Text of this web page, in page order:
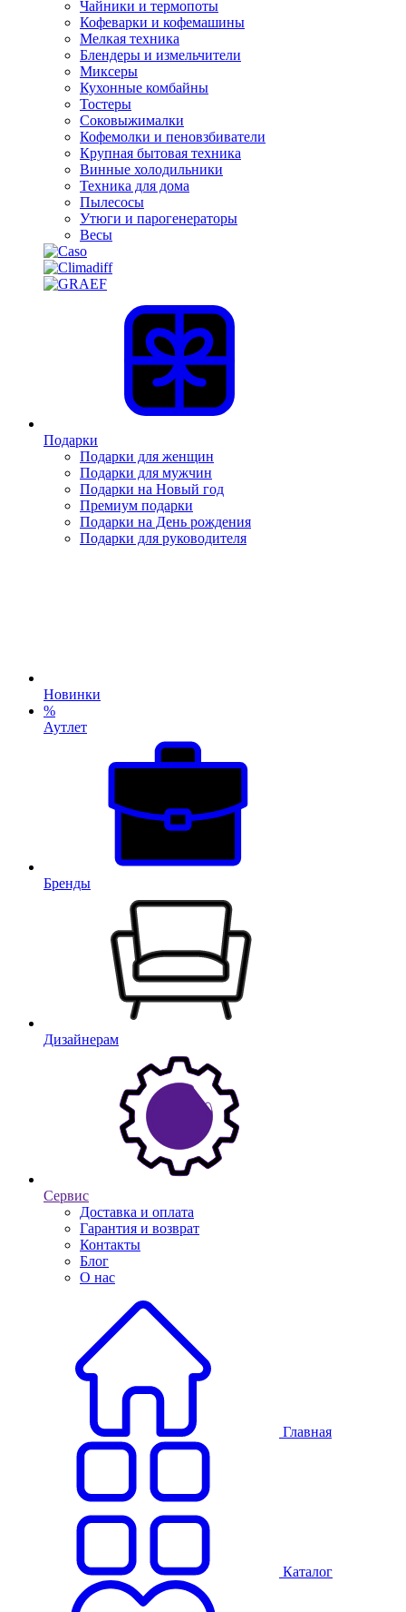
Чайники и термопоты
Кофеварки и кофемашины
Мелкая техника
Блендеры и измельчители
Миксеры
Кухонные комбайны
Тостеры
Соковыжималки
Кофемолки и пеновзбиватели
Крупная бытовая техника
Винные холодильники
Техника для дома
Пылесосы
Утюги и парогенераторы
Весы
Подарки
Подарки для женщин
Подарки для мужчин
Подарки на Новый год
Премиум подарки
Подарки на День рождения
Подарки для руководителя
Новинки
%
Аутлет
Бренды
Дизайнерам
Сервис
Доставка и оплата
Гарантия и возврат
Контакты
Блог
О нас
Главная
Каталог